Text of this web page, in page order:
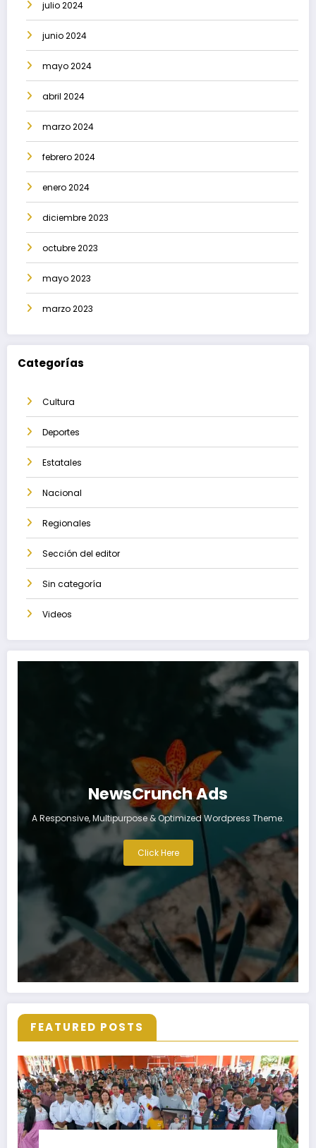
julio 2024
junio 2024
mayo 2024
abril 2024
marzo 2024
febrero 2024
enero 2024
diciembre 2023
octubre 2023
mayo 2023
marzo 2023
Categorías
Cultura
Deportes
Estatales
Nacional
Regionales
Sección del editor
Sin categoría
Videos
NewsCrunch Ads
A Responsive, Multipurpose & Optimized Wordpress Theme.
Click Here
FEATURED POSTS